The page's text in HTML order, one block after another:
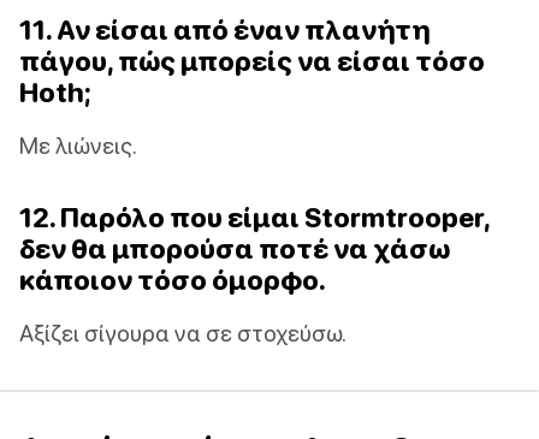
11. Αν είσαι από έναν πλανήτη
πάγου, πώς μπορείς να είσαι τόσο
Hoth;
Με λιώνεις.
12. Παρόλο που είμαι Stormtrooper,
δεν θα μπορούσα ποτέ να χάσω
κάποιον τόσο όμορφο.
Αξίζει σίγουρα να σε στοχεύσω.